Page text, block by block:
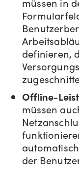
definieren,
Offline-
müssen
der